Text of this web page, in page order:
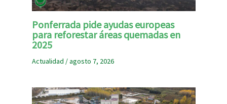
Ponferrada pide ayudas europeas
para reforestar áreas quemadas en
2025
Actualidad /agosto 7, 2026